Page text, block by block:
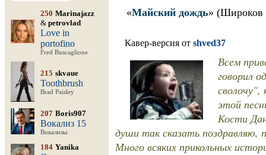
250 Marinajazz
& petrovlad
Love in
portofino
Fred Buscaglione
215 skvaue
Toothbrush
Brad Paisley
207 Boris907
Вокализ 15
Вокализы
184 Yanika
«Майский дождь» (Широков
Кавер-версия от shved37
Всем
говорил
этой
Кости
души так сказать поздравляю,
Много всяких прикольных